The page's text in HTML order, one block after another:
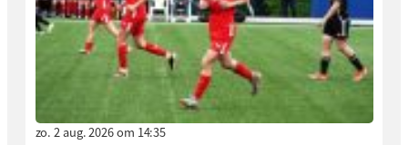
zo. 2 aug. 2026 om 14:35